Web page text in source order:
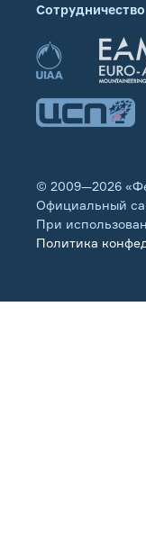
Сотрудничество
© 2009—2026
Официальный
При
Политика